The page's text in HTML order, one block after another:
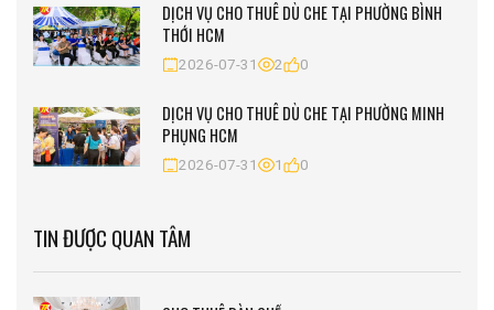
DỊCH VỤ CHO THUÊ DÙ CHE TẠI PHƯỜNG BÌNH
THỚI HCM
2026-07-31 2 0
DỊCH VỤ CHO THUÊ DÙ CHE TẠI PHƯỜNG MINH
PHỤNG HCM
2026-07-31 1 0
TIN ĐƯỢC QUAN TÂM